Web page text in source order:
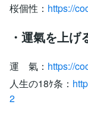
桜個性： https://
・運氣を上げ
運 氣： https://
人生の18ｹ条：
2